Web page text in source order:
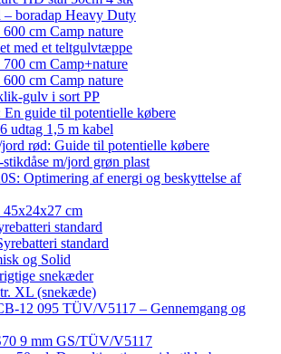
boradap Heavy Duty
cm Camp nature
med et teltgulvtæppe
cm Camp+nature
cm Camp nature
gulv i sort PP
En guide til potentielle købere
udtag 1,5 m kabel
rød: Guide til potentielle købere
m/jord grøn plast
Optimering af energi og beskyttelse af
45x24x27 cm
standard
standard
og Solid
snekæder
XL (snekæde)
12 095 TÜV/V5117 – Gennemgang og
9 mm GS/TÜV/V5117